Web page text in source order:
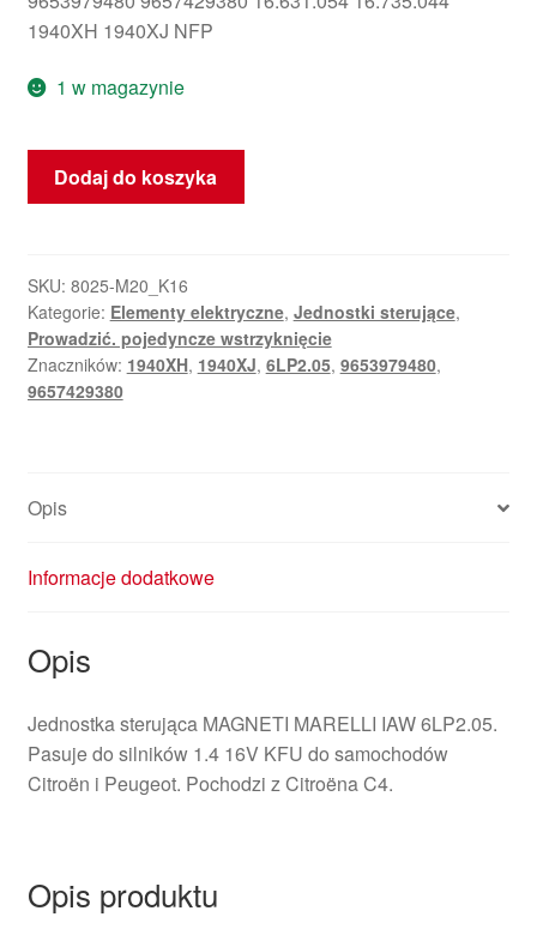
1940XH 1940XJ NFP
1 w magazynie
ilość
Jednostka
6LP2.05
9653979480
9657429380
Dodaj do koszyka
SKU: 8025-M20_K16
Kategorie: Elementy elektryczne, Jednostki sterujące,
Prowadzić. pojedyncze wstrzyknięcie
Znaczników: 1940XH, 1940XJ, 6LP2.05, 9653979480,
9657429380
Opis
Informacje dodatkowe
Opis
Jednostka sterująca MAGNETI MARELLI IAW 6LP2.05.
Pasuje do silników 1.4 16V KFU do samochodów
Citroën i Peugeot. Pochodzi z Citroëna C4.
Opis produktu